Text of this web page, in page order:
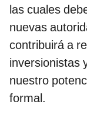
las cuales
nuevas
contribuirá a
inversionistas
nuestro
formal.